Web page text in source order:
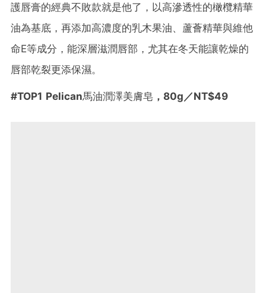
護唇膏的經典不敗款就是他了，以高滲透性的橄欖精華
油為基底，再添加高濃度的乳木果油、蘆薈精華與維他
命E等成分，能深層滋潤唇部，尤其在冬天能讓乾燥的
唇部乾裂更添保濕。
#TOP1 Pelican馬油潤澤美膚皂 ， 80g ／NT$49